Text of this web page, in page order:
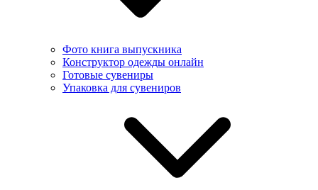
Фото книга выпускника
Конструктор одежды онлайн
Готовые сувениры
Упаковка для сувениров